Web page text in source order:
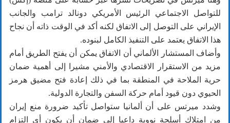
للتواصل الاجتماعي الرئيس الأمريكي دونالد ترامب والجانب
الإيراني على التوصل إلى الاتفاق لكنه أكد في الوقت ذاته أن نجاح
هذا الاتفاق يعتمد على التنفيذ الكامل لبنوده.
وأضاف المستشار الألماني أن الاتفاق يمكن أن يفتح الطريق أمام
مزيد من الاستقرار الاقتصادي والأمني مشيرا إلى أهمية ضمان
حرية الملاحة في المنطقة بما في ذلك إعادة فتح مضيق هرمز
الحيوي دون قيود أمام حركة السفن والتجارة الدولية.
وشدد ميرتس على أن ألمانيا ستواصل تأكيد ضرورة منع إيران
من امتلاك أسلحة نووية داعيا إلى ضمان أن يكون أي التزام